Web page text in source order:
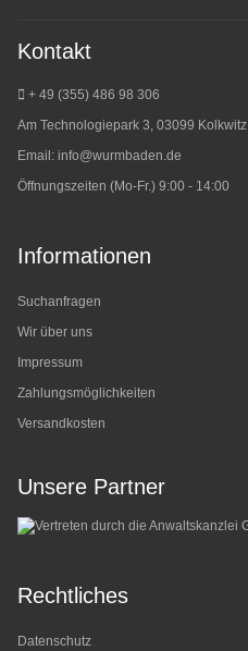
Kontakt
+ 49 (355) 486 98 306
Am Technologiepark 3, 03099 Kolkwitz
Email: info@wurmbaden.de
Öffnungszeiten (Mo-Fr.) 9:00 - 14:00
Informationen
Suchanfragen
Wir über uns
Impressum
Zahlungsmöglichkeiten
Versandkosten
Unsere Partner
Rechtliches
Datenschutz